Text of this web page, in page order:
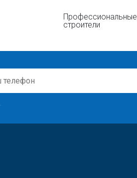
Профессиональные
строители